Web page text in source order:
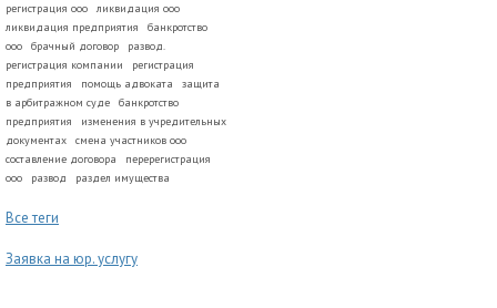
регистрация ооо
ликвидация ооо
ликвидация предприятия
банкротство
ооо
брачный договор
развод.
регистрация компании
регистрация
предприятия
помощь адвоката
защита
в арбитражном суде
банкротство
предприятия
изменения в учредительных
документах
смена участников ооо
составление договора
перерегистрация
ооо
развод раздел имущества
Все теги
Заявка на юр. услугу